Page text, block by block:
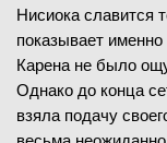
Нисиока славится
показывает
Карена не было
Однако до конца
взяла подачу